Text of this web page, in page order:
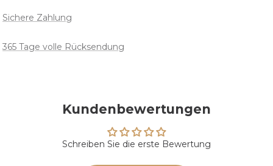
Sichere Zahlung
365 Tage volle Rücksendung
Kundenbewertungen
Schreiben Sie die erste Bewertung